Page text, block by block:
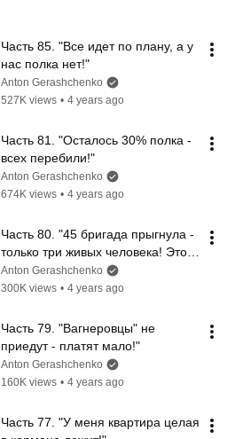
Часть 85. "Все идет по плану, а у
нас полка нет!"
Anton Gerashchenko
527K views • 4 years ago
Часть 81. "Осталось 30% полка -
всех перебили!"
Anton Gerashchenko
674K views • 4 years ago
Часть 80. "45 бригада прыгнула -
только три живых человека! Это
же элита!"
Anton Gerashchenko
300K views • 4 years ago
Часть 79. "Вагнеровцы" не
приедут - платят мало!"
Anton Gerashchenko
160K views • 4 years ago
Часть 77. "У меня квартира целая